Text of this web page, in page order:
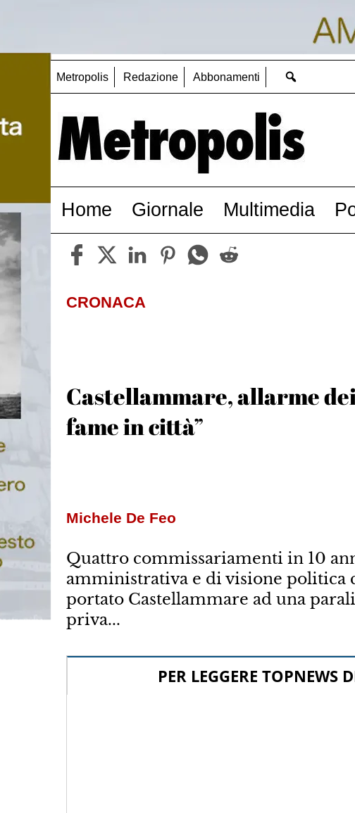
Metropolis Redazione Abbonamenti
Home Giornale Multimedia
CRONACA
Castellammare, allarme
fame in città”
Michele De Feo
Quattro commissariamenti in 10
amministrativa e di visione politica
portato Castellammare ad una
priva...
PER LEGGERE TOPNEWS